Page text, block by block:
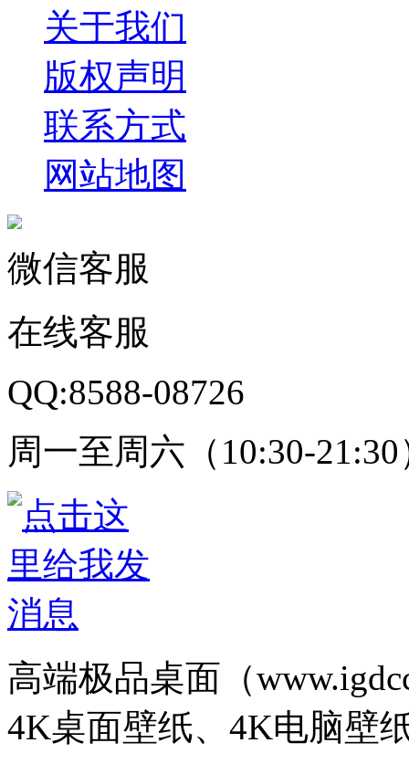
关于我们
版权声明
联系方式
网站地图
微信客服
在线客服
QQ:8588-08726
周一至周六（10:30-21:30
高端极品桌面（
4K桌面壁纸、4K电脑壁